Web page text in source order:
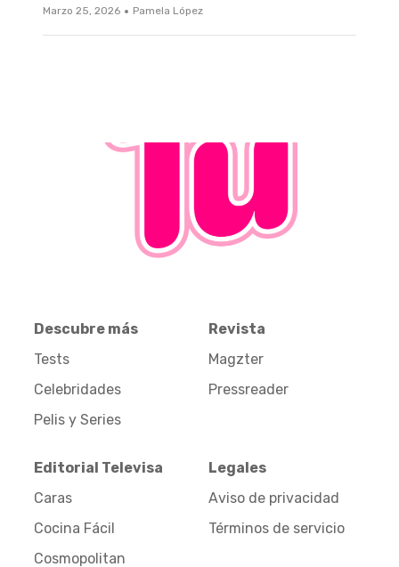
Marzo 25, 2026 · Pamela López
Descubre más
Tests
Celebridades
Pelis y Series
Revista
Magzter
Pressreader
Editorial Televisa
Caras
Cocina Fácil
Cosmopolitan
Legales
Aviso de privacidad
Términos de servicio